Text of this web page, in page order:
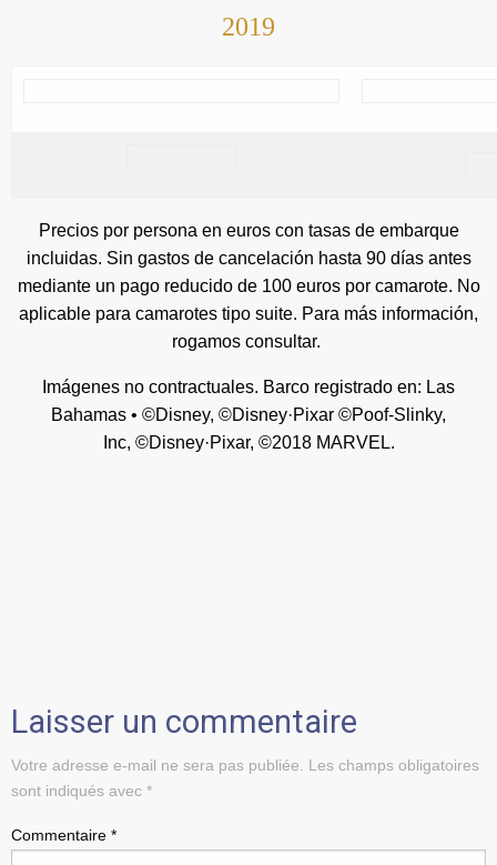
2019
Precios por persona en euros con tasas de embarque
incluidas. Sin gastos de cancelación hasta 90 días antes
mediante un pago reducido de 100 euros por camarote. No
aplicable para camarotes tipo suite. Para más información,
rogamos consultar.
Imágenes no contractuales. Barco registrado en: Las
Bahamas • ©Disney, ©Disney·Pixar ©Poof-Slinky,
Inc, ©Disney·Pixar, ©2018 MARVEL.
Laisser un commentaire
Votre adresse e-mail ne sera pas publiée.
Les champs obligatoires
sont indiqués avec *
Commentaire *